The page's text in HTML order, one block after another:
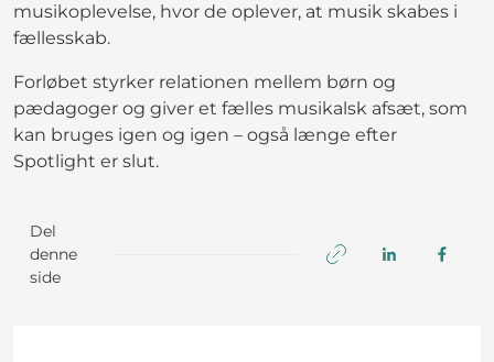
musikoplevelse, hvor de oplever, at musik skabes i
fællesskab.
Forløbet styrker relationen mellem børn og
pædagoger og giver et fælles musikalsk afsæt, som
kan bruges igen og igen – også længe efter
Spotlight er slut.
Del
denne
side